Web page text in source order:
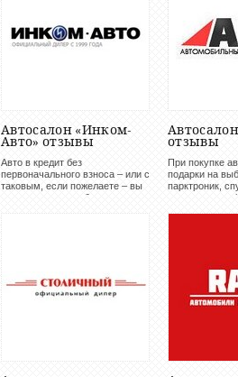
Автосалон «Инком-
Авто» отзывы
Авто в кредит без
первоначального взноса – или с
таковым, если пожелаете – вы
получите в день обращения в
рассматриваются не более 40
минут. В это время можно
подробно расспросить...
отзывы
При покупке
подарки на
парктроник,
качественно,
компьютерную
техническое...